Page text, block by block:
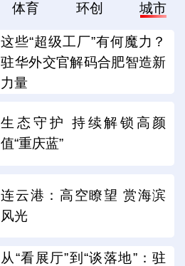
体育 环创 城市
这些“超级工厂”有何魔力？
驻华外交官解码合肥智造新
力量
生态守护 持续解锁高颜
值“重庆蓝”
连云港：高空瞭望 赏海滨
风光
从“看展厅”到“谈落地”：驻